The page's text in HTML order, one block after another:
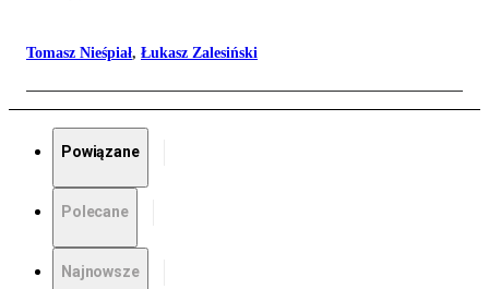
Tomasz Nieśpiał, Łukasz Zalesiński
Powiązane
Polecane
Najnowsze